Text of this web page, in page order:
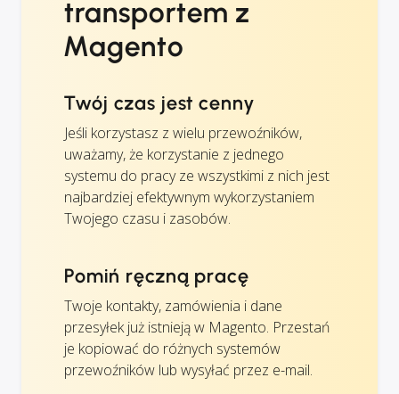
transportem z
Magento
Twój czas jest cenny
Jeśli korzystasz z wielu przewoźników,
uważamy, że korzystanie z jednego
systemu do pracy ze wszystkimi z nich jest
najbardziej efektywnym wykorzystaniem
Twojego czasu i zasobów.
Pomiń ręczną pracę
Twoje kontakty, zamówienia i dane
przesyłek już istnieją w Magento. Przestań
je kopiować do różnych systemów
przewoźników lub wysyłać przez e-mail.